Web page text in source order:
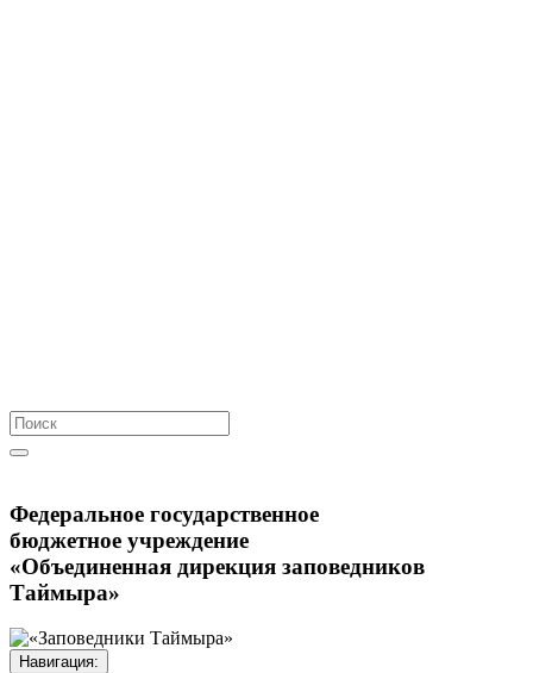
Федеральное государственное
бюджетное учреждение
«Объединенная дирекция заповедников
Таймыра»
Навигация: